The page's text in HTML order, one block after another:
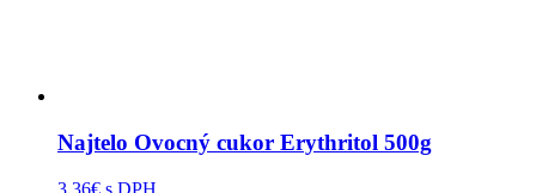
Najtelo Ovocný cukor Erythritol 500g
3.36€ s DPH